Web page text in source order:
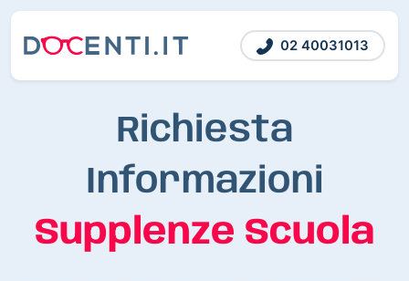
02 40031013
Richiesta
Informazioni
Supplenze Scuola